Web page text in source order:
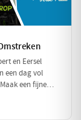
en Eersel
een dag vol
een fijne